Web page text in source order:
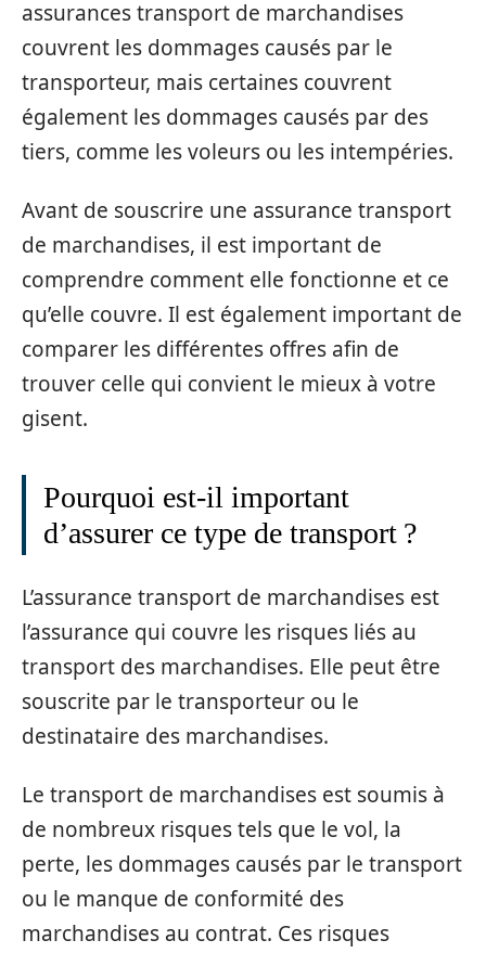
assurances transport de marchandises
couvrent les dommages causés par le
transporteur, mais certaines couvrent
également les dommages causés par des
tiers, comme les voleurs ou les intempéries.
Avant de souscrire une assurance transport
de marchandises, il est important de
comprendre comment elle fonctionne et ce
qu’elle couvre. Il est également important de
comparer les différentes offres afin de
trouver celle qui convient le mieux à votre
gisent.
Pourquoi est-il important
d’assurer ce type de transport ?
L’assurance transport de marchandises est
l’assurance qui couvre les risques liés au
transport des marchandises. Elle peut être
souscrite par le transporteur ou le
destinataire des marchandises.
Le transport de marchandises est soumis à
de nombreux risques tels que le vol, la
perte, les dommages causés par le transport
ou le manque de conformité des
marchandises au contrat. Ces risques